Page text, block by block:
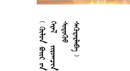










































 